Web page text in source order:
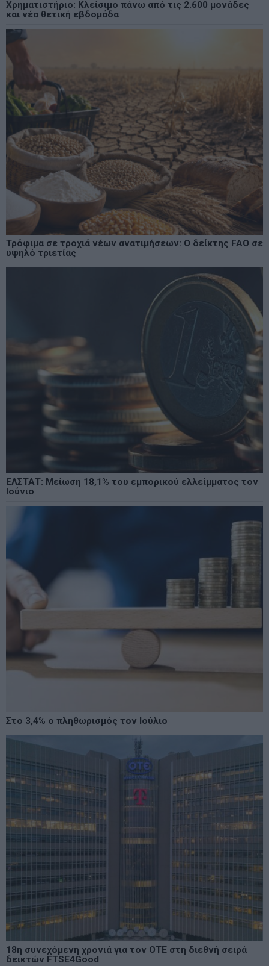
Χρηματιστήριο: Κλείσιμο πάνω από τις 2.600 μονάδες
και νέα θετική εβδομάδα
Τρόφιμα σε τροχιά νέων ανατιμήσεων: Ο δείκτης FAO σε
υψηλό τριετίας
ΕΛΣΤΑΤ: Μείωση 18,1% του εμπορικού ελλείμματος τον
Ιούνιο
Στο 3,4% ο πληθωρισμός τον Ιούλιο
18η συνεχόμενη χρονιά για τον ΟΤΕ στη διεθνή σειρά
δεικτών FTSE4Good